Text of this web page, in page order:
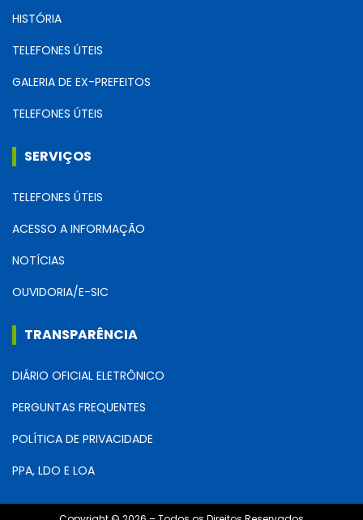
HISTÓRIA
TELEFONES ÚTEIS
GALERIA DE EX-PREFEITOS
TELEFONES ÚTEIS
SERVIÇOS
TELEFONES ÚTEIS
ACESSO A INFORMAÇÃO
NOTÍCIAS
OUVIDORIA/E-SIC
TRANSPARÊNCIA
DIÁRIO OFICIAL ELETRÔNICO
PERGUNTAS FREQUENTES
POLÍTICA DE PRIVACIDADE
PPA, LDO E LOA